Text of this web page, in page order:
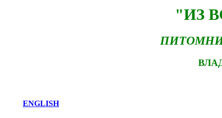
"ИЗ
ENGLISH